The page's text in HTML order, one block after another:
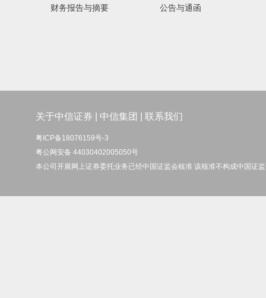
财务报告与摘要
公告与通函
关于中信证券 中信集团 联系我们
粤ICP备18076159号-3
粤公网安备 44030402005050号
本公司开展网上证券委托业务已经中国证监会核准 该核准不构成中国证